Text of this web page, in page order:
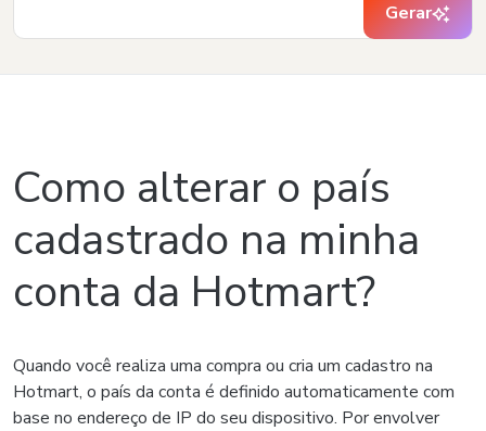
Gerar
Como alterar o país
cadastrado na minha
conta da Hotmart?
Quando você realiza uma compra ou cria um cadastro na
Hotmart, o país da conta é definido automaticamente com
base no endereço de IP do seu dispositivo. Por envolver